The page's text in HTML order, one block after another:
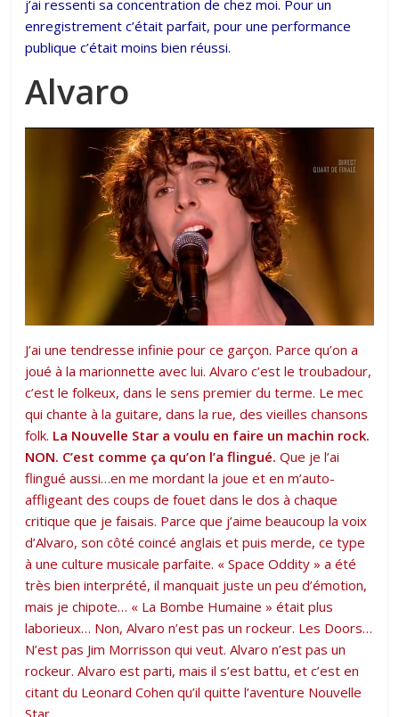
j’ai ressenti sa concentration de chez moi. Pour un
enregistrement c’était parfait, pour une performance
publique c’était moins bien réussi.
Alvaro
J’ai une tendresse infinie pour ce garçon. Parce qu’on a
joué à la marionnette avec lui. Alvaro c’est le troubadour,
c’est le folkeux, dans le sens premier du terme. Le mec
qui chante à la guitare, dans la rue, des vieilles chansons
folk. La Nouvelle Star a voulu en faire un machin rock.
NON. C’est comme ça qu’on l’a flingué. Que je l’ai
flingué aussi…en me mordant la joue et en m’auto-
affligeant des coups de fouet dans le dos à chaque
critique que je faisais. Parce que j’aime beaucoup la voix
d’Alvaro, son côté coincé anglais et puis merde, ce type
à une culture musicale parfaite. « Space Oddity » a été
très bien interprété, il manquait juste un peu d’émotion,
mais je chipote… « La Bombe Humaine » était plus
laborieux… Non, Alvaro n’est pas un rockeur. Les Doors…
N’est pas Jim Morrisson qui veut. Alvaro n’est pas un
rockeur. Alvaro est parti, mais il s’est battu, et c’est en
citant du Leonard Cohen qu’il quitte l’aventure Nouvelle
Star.